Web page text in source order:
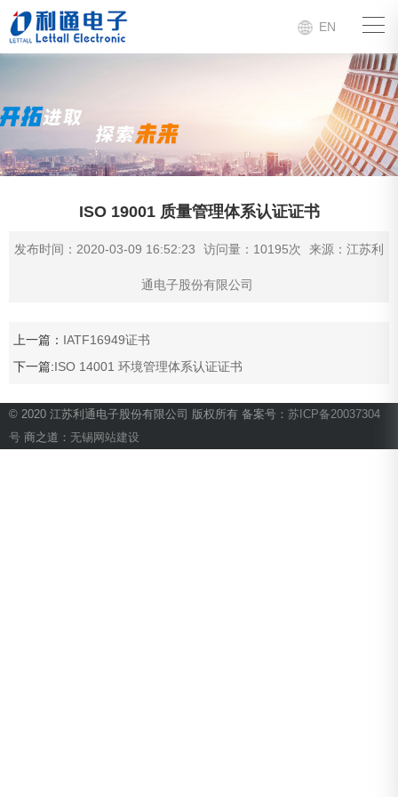
EN
ISO 19001 质量管理体系认证证书
发布时间：2020-03-09 16:52:23 访问量：10195次 来源：江苏利
通电子股份有限公司
上一篇： IATF16949证书
下一篇:ISO 14001 环境管理体系认证证书
© 2020 江苏利通电子股份有限公司 版权所有 备案号： 苏ICP备20037304
号 商之道： 无锡网站建设